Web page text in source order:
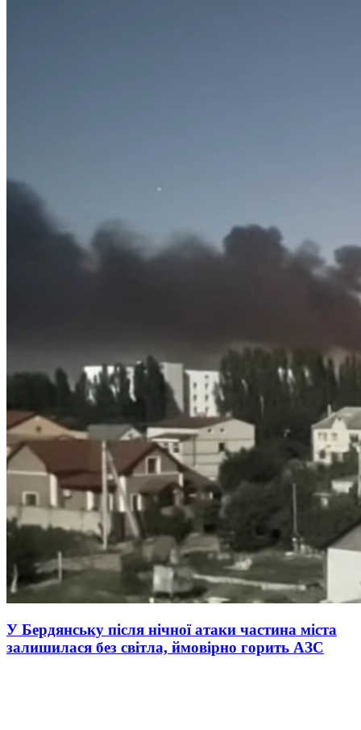
У Бердянську після нічної атаки частина міста
залишилася без світла, ймовірно горить АЗС